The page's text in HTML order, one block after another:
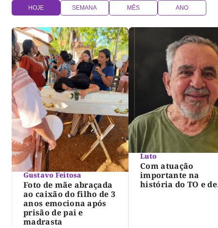
HOJE SEMANA MÊS ANO
Gustavo Feitosa
Foto de mãe abraçada
ao caixão do filho de 3
anos emociona após
prisão de pai e
madrasta
Luto
Com atuação
importante na
história do TO e de